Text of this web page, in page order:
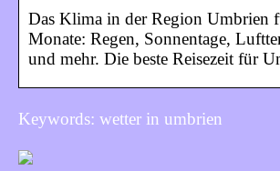
Das Klima in der Region Umbrien
Monate: Regen, Sonnentage,
und mehr. Die beste Reisezeit für
Keywords: wetter in umbrien